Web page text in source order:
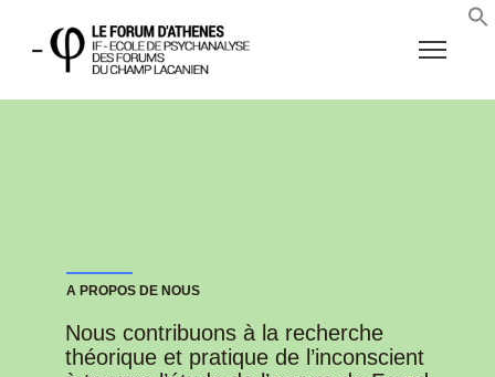
A PROPOS DE NOUS
Nous contribuons à la recherche
théorique et pratique de l’inconscient